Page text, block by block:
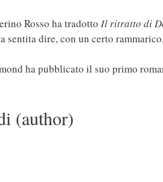
Rosso ha tradotto Il ritratto di
sentita dire, con un certo
ha pubblicato il suo primo
(author)